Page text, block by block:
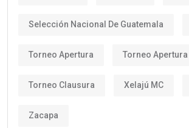
Selección Nacional De Guatemala
Torneo Apertura Torneo Apertura
Torneo Clausura Xelajú MC
Zacapa